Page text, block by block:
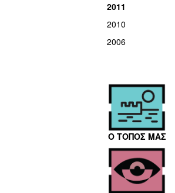
2011
2010
2006
Ο ΤΟΠΟΣ ΜΑΣ